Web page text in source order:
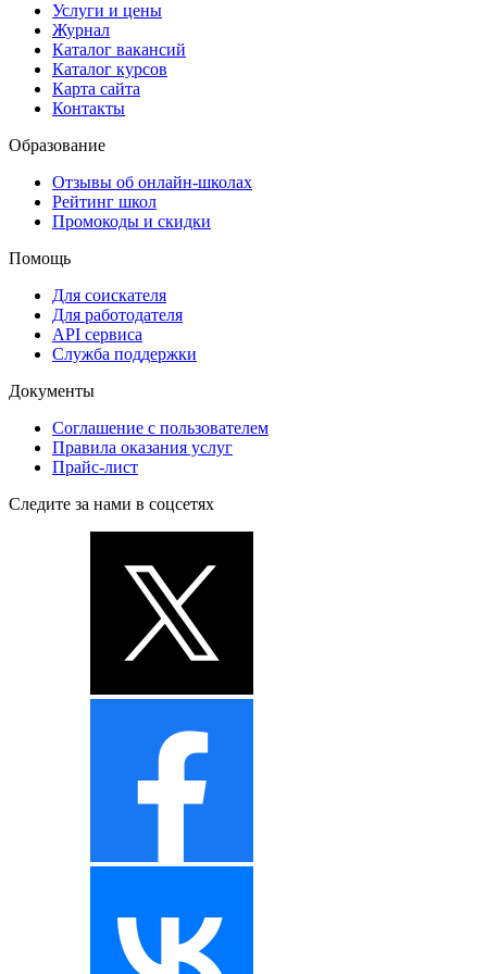
Услуги и цены
Журнал
Каталог вакансий
Каталог курсов
Карта сайта
Контакты
Образование
Отзывы об онлайн-школах
Рейтинг школ
Промокоды и скидки
Помощь
Для соискателя
Для работодателя
API сервиса
Служба поддержки
Документы
Соглашение с пользователем
Правила оказания услуг
Прайс-лист
Следите за нами в соцсетях